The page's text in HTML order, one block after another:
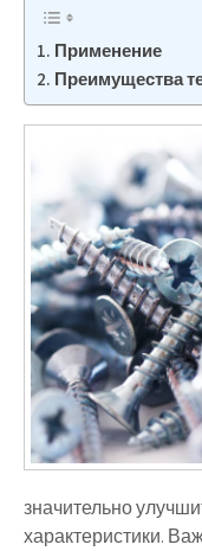
Применение
Преимущества
значительно
характеристики.